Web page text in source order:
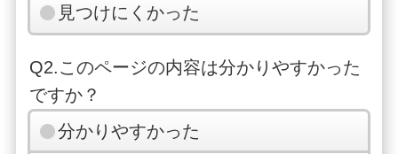
見つけにくかった
Q2.このページの内容は分かりやすかった
ですか？
分かりやすかった